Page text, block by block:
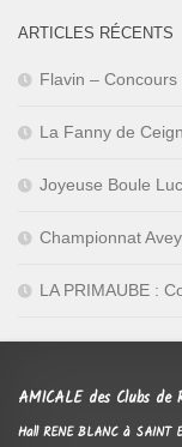
ARTICLES RÉCENTS
Flavin – Concours
La Fanny de
Joyeuse Boule
Championnat
LA PRIMAUBE :
AMICALE des Clubs de
Hall RENE BLANC à SAINT